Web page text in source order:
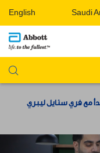
English
مع فري ستايل ليبري